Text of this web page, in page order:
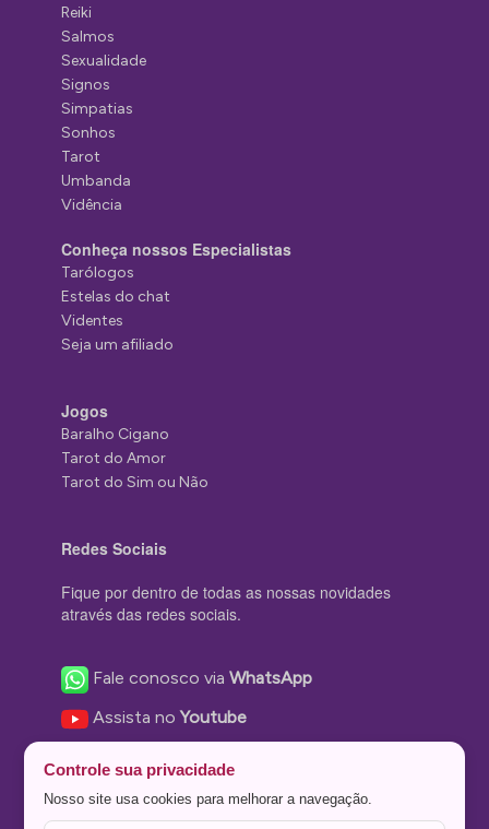
Reiki
Salmos
Sexualidade
Signos
Simpatias
Sonhos
Tarot
Umbanda
Vidência
Conheça nossos Especialistas
Tarólogos
Estelas do chat
Videntes
Seja um afiliado
Jogos
Baralho Cigano
Tarot do Amor
Tarot do Sim ou Não
Redes Sociais
Fique por dentro de todas as nossas novidades
através das redes sociais.
Fale conosco viaWhatsApp
Assista noYoutube
Nos siga no Instagram
Controle sua privacidade
Nosso site usa cookies para melhorar a navegação.